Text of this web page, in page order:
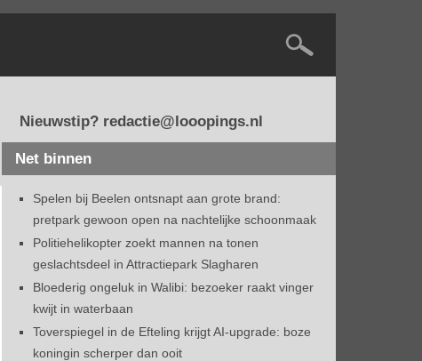
Nieuwstip? redactie@looopings.nl
Net binnen
Spelen bij Beelen ontsnapt aan grote brand:
pretpark gewoon open na nachtelijke schoonmaak
Politiehelikopter zoekt mannen na tonen
geslachtsdeel in Attractiepark Slagharen
Bloederig ongeluk in Walibi: bezoeker raakt vinger
kwijt in waterbaan
Toverspiegel in de Efteling krijgt AI-upgrade: boze
koningin scherper dan ooit